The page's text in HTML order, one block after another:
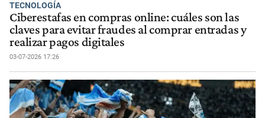
TECNOLOGÍA
Ciberestafas en compras online: cuáles son las
claves para evitar fraudes al comprar entradas y
realizar pagos digitales
03-07-2026 17:26